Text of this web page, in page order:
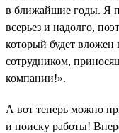
в ближайшие годы. Я
всерьез и надолго,
который будет
сотрудником,
компании!».
А вот теперь можно
и поиску работы!